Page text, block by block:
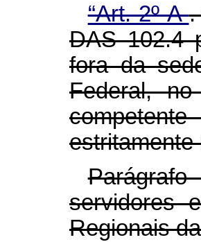
“Art. 2º-A
DAS 102.4
fora da
Federal,
servidores
Regionais